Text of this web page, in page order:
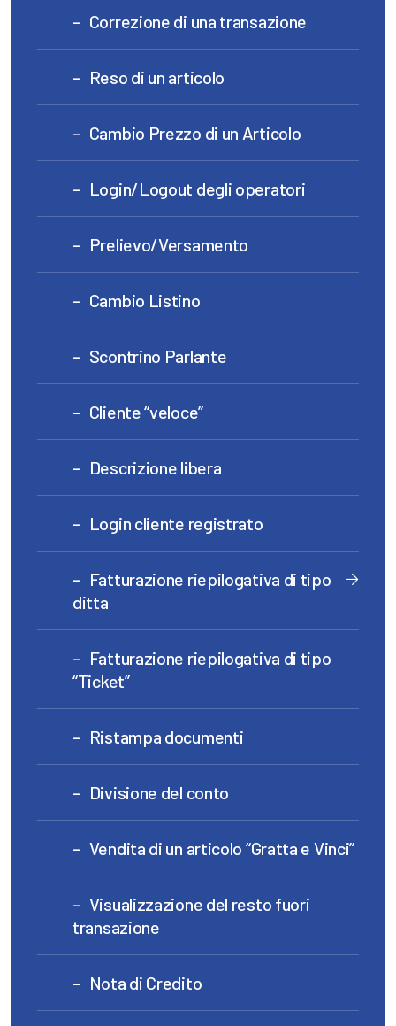
Correzione di una transazione
Reso di un articolo
Cambio Prezzo di un Articolo
Login/Logout degli operatori
Prelievo/Versamento
Cambio Listino
Scontrino Parlante
Cliente “veloce”
Descrizione libera
Login cliente registrato
Fatturazione riepilogativa di tipo
ditta
Fatturazione riepilogativa di tipo
“Ticket”
Ristampa documenti
Divisione del conto
Vendita di un articolo “Gratta e Vinci”
Visualizzazione del resto fuori
transazione
Nota di Credito